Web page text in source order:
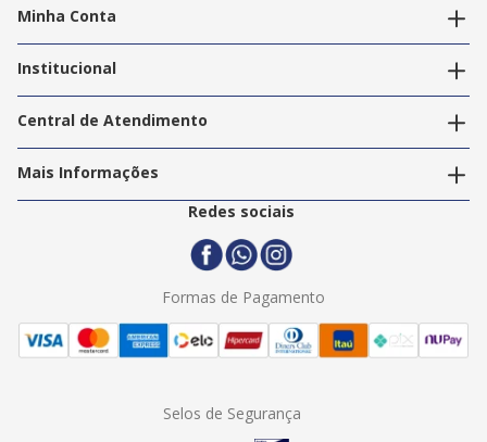
Minha Conta
Editar endereços
Institucional
Nossas Lojas
Trabalhe Conosco
Central de Atendimento
Política de Privacidade
Termos e Condições
Politica de Entrega
Mais Informações
2ª Via Nota Fiscal
Redes sociais
Formas de Pagamento
Selos de Segurança